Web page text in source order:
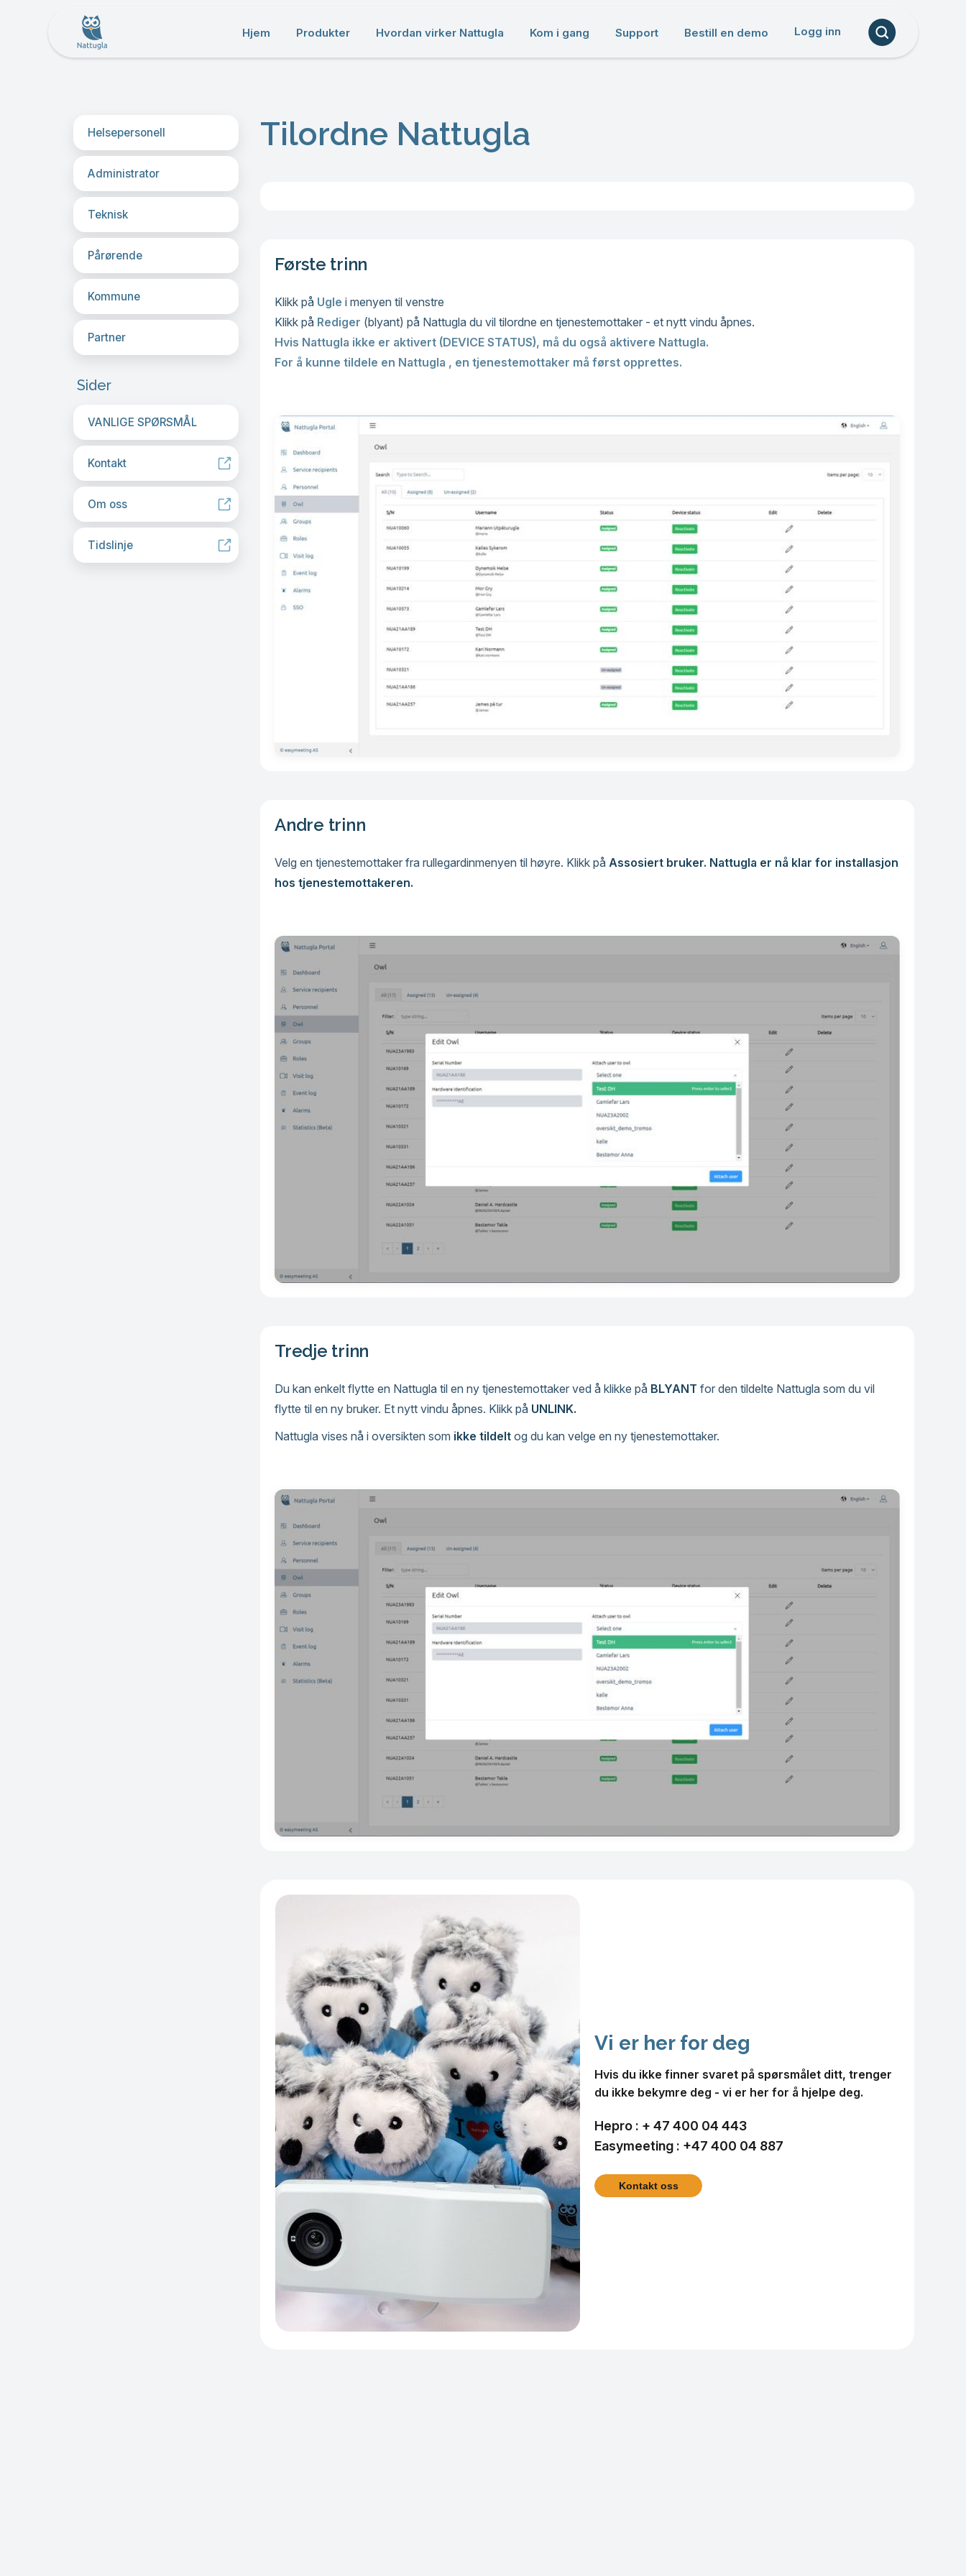
Hjem Produkter Hvordan virker Nattugla Kom i gang Support Bestill en demo Logg inn
Helsepersonell
Administrator
Teknisk
Pårørende
Kommune
Partner
Sider
VANLIGE SPØRSMÅL
Kontakt
Om oss
Tidslinje
Tilordne Nattugla
Første trinn
Klikk på Ugle i menyen til venstre
Klikk på Rediger (blyant) på Nattugla du vil tilordne en tjenestemottaker - et nytt vindu åpnes.
Hvis Nattugla ikke er aktivert (DEVICE STATUS), må du også aktivere Nattugla.
For å kunne tildele en Nattugla , en tjenestemottaker må først opprettes.
Andre trinn
Velg en tjenestemottaker fra rullegardinmenyen til høyre. Klikk på Assosiert bruker. Nattugla er nå klar for installasjon
hos tjenestemottakeren.
Tredje trinn
Du kan enkelt flytte en Nattugla til en ny tjenestemottaker ved å klikke på BLYANT for den tildelte Nattugla som du vil
flytte til en ny bruker. Et nytt vindu åpnes. Klikk på UNLINK.
‍Nattugla vises nå i oversikten som ikke tildelt og du kan velge en ny tjenestemottaker.
Vi er her for deg
Hvis du ikke finner svaret på spørsmålet ditt, trenger
du ikke bekymre deg - vi er her for å hjelpe deg.
Hepro : + 47 400 04 443
Easymeeting : +47 400 04 887
Kontakt oss